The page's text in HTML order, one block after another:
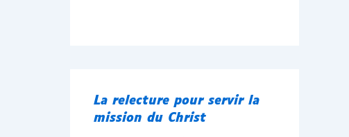
La relecture pour servir la
mission du Christ